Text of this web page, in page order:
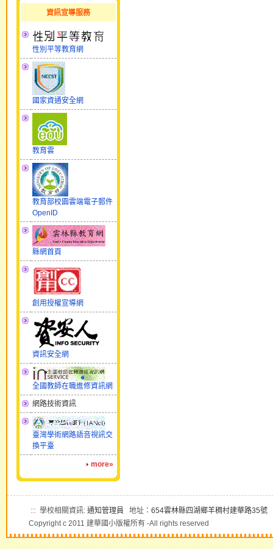
資訊宣導服務
性別平等教育網
國家資通安全網
教育雲
教育部校園雲端電子郵件
OpenID
縣網首頁
創用授權宣導網
資訊安全網
全國教師在職進修資訊網
網路技術資訊
臺灣學術網路語音視訊交
換平臺
more»
::: 學校相關資訊: 通知管理員 地址： 654雲林縣四湖鄉羊稠村建華路35號
Copyright c 2011 建華國小版權所有 -All rights reserved